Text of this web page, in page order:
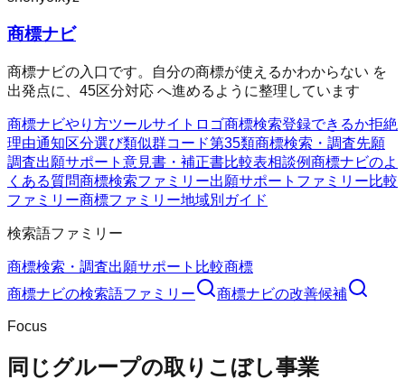
商標ナビ
商標ナビの入口です。自分の商標が使えるかわからない を
出発点に、45区分対応 へ進めるように整理しています
商標ナビやり方ツールサイト ロゴ商標検索登録できるか拒絶
理由通知区分選び類似群コード第35類商標検索・調査先願
調査出願サポート 意見書・補正書比較表相談例商標ナビのよ
くある質問商標検索ファミリー出願サポートファミリー比較
ファミリー商標ファミリー地域別ガイド
検索語ファミリー
商標検索・調査出願サポート 比較商標
商標ナビの検索語ファミリー 商標ナビの改善候補
Focus
同じグループの取りこぼし事業